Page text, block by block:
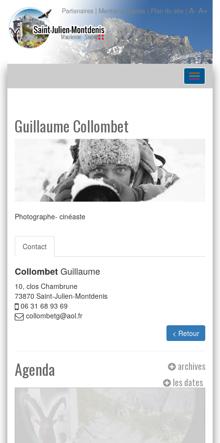
Partenaires | Mentions légales | Plan du site | A- A+
Guillaume Collombet
Photographe- cinéaste
Contact
CollombetGuillaume
10, clos Chambrune
73870 Saint-Julien-Montdenis
06 31 68 93 69
collombetg@aol.fr
< Retour
Agenda
archives
les dates